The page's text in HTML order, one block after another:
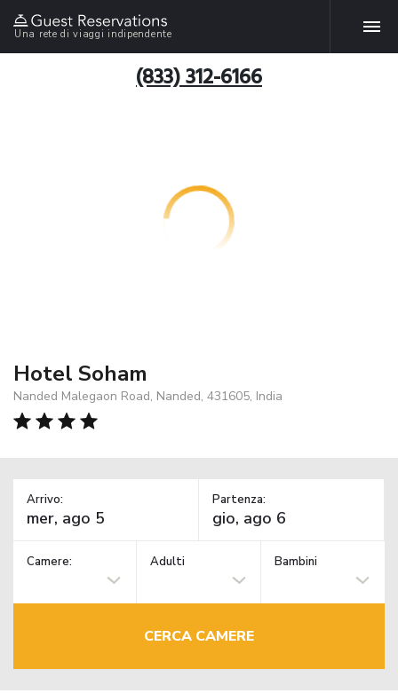
Una rete di viaggi indipendente
(833) 312-6166
Hotel Soham
Nanded Malegaon Road, Nanded, 431605, India
Arrivo: Partenza:
Camere: Adulti Bambini
CERCA CAMERE